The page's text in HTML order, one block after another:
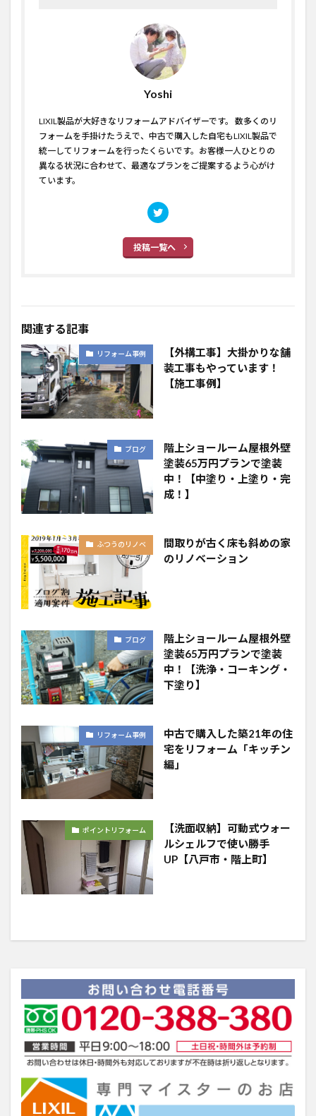
Yoshi
LIXIL製品が大好きなリフォームアドバイザーです。 数多くのリ
フォームを手掛けたうえで、中古で購入した自宅もLIXIL製品で
統一してリフォームを行ったくらいです。お客様一人ひとりの
異なる状況に合わせて、最適なプランをご提案するよう心がけ
ています。
投稿一覧へ
関連する記事
リフォーム事例
【外構工事】大掛かりな舗
装工事もやっています！
【施工事例】
ブログ
階上ショールーム屋根外壁
塗装65万円プランで塗装
中！【中塗り・上塗り・完
成！】
ふつうのリノベ
間取りが古く床も斜めの家
のリノベーション
ブログ
階上ショールーム屋根外壁
塗装65万円プランで塗装
中！【洗浄・コーキング・
下塗り】
リフォーム事例
中古で購入した築21年の住
宅をリフォーム「キッチン
編」
ポイントリフォーム
【洗面収納】可動式ウォー
ルシェルフで使い勝手
UP【八戸市・階上町】